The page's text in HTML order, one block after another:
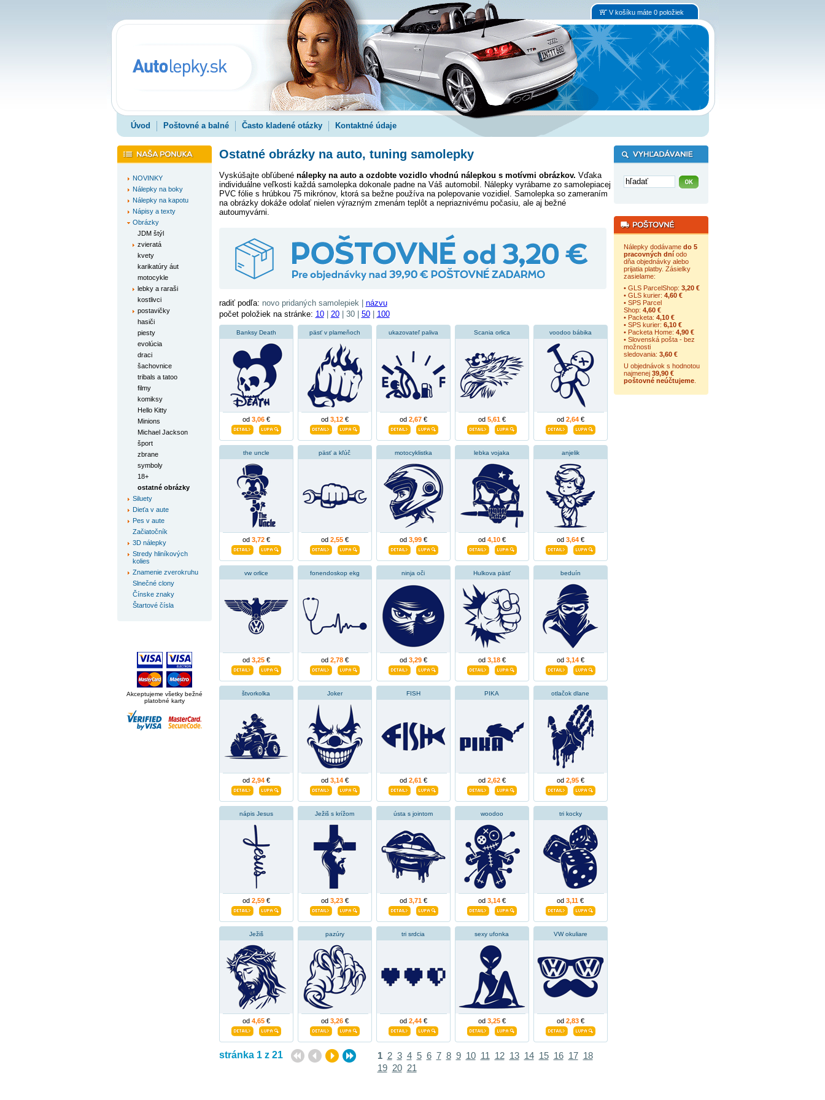
V košíku máte 0 položiek
Úvod Poštovné a balné Často kladené otázky Kontaktné údaje
NOVINKY
Nálepky na boky
Nálepky na kapotu
Nápisy a texty
Obrázky
JDM štýl
zvieratá
kvety
karikatúry áut
motocykle
lebky a raraši
kostlivci
postavičky
hasiči
piesty
evolúcia
draci
šachovnice
tribals a tatoo
filmy
komiksy
Hello Kitty
Minions
Michael Jackson
šport
zbrane
symboly
18+
ostatné obrázky
Siluety
Dieťa v aute
Pes v aute
Začiatočník
3D nálepky
Stredy hliníkových
kolies
Znamenie zverokruhu
Slnečné clony
Čínske znaky
Štartové čísla
Akceptujeme všetky bežné
platobné karty
Ostatné obrázky na auto, tuning samolepky
Vyskúšajte obľúbené nálepky na auto a ozdobte vozidlo vhodnú nálepkou s motívmi obrázkov. Vďaka
individuálne veľkosti každá samolepka dokonale padne na Váš automobil. Nálepky vyrábame zo samolepiacej
PVC fólie s hrúbkou 75 mikrónov, ktorá sa bežne používa na polepovanie vozidiel. Samolepka so zameraním
na obrázky dokáže odolať nielen výrazným zmenám teplôt a nepriaznivému počasiu, ale aj bežné
autoumyvárni.
radiť podľa: novo pridaných samolepiek | názvu
počet položiek na stránke: 10| 20| 30 | 50| 100
Banksy Death
od 3,06€
päsť v plameňoch
od 3,12€
ukazovateľ paliva
od 2,67€
Scania orlica
od 5,61€
voodoo bábika
od 2,64€
the uncle
od 3,72€
päsť a kľúč
od 2,55€
motocyklistka
od 3,99€
lebka vojaka
od 4,10€
anjelik
od 3,64€
vw orlice
od 3,25€
fonendoskop ekg
od 2,78€
ninja oči
od 3,29€
Hulkova päsť
od 3,18€
beduín
od 3,14€
štvorkolka
od 2,94€
Joker
od 3,14€
FISH
od 2,61€
PIKA
od 2,62€
otlačok dlane
od 2,95€
nápis Jesus
od 2,59€
Ježiš s krížom
od 3,23€
ústa s jointom
od 3,71€
woodoo
od 3,14€
tri kocky
od 3,11 €
Ježiš
od 4,65€
pazúry
od 3,26€
tri srdcia
od 2,44€
sexy ufonka
od 3,25€
VW okuliare
od 2,83€
stránka 1 z 21 1 2 3 4 5 6 7 8 9 10 11 12 13 14 15 16 17 18
19 20 21
Nálepky dodávame do 5
pracovných dníodo
dňa objednávky alebo
prijatia platby. Zásielky
zasielame:
• GLS ParcelShop: 3,20 €
• GLS kurier: 4,60 €
• SPS Parcel
Shop: 4,60 €
• Packeta: 4,10 €
• SPS kurier: 6,10 €
• Packeta Home: 4,90 €
• Slovenská pošta - bez
možnosti
sledovania: 3,60 €
U objednávok s hodnotou
najmenej 39,90 €
poštovné neúčtujeme.